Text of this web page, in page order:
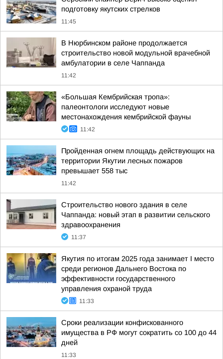
подготовку якутских стрелков
11:45
В Нюрбинском районе продолжается
строительство новой модульной врачебной
амбулатории в селе Чаппанда
11:42
«Большая Кембрийская тропа»:
палеонтологи исследуют новые
местонахождения кембрийской фауны
11:42
Пройденная огнем площадь действующих на
территории Якутии лесных пожаров
превышает 558 тыс
11:42
Строительство нового здания в селе
Чаппанда: новый этап в развитии сельского
здравоохранения
11:37
Якутия по итогам 2025 года занимает I место
среди регионов Дальнего Востока по
эффективности государственного
управления охраной труда
11:33
Сроки реализации конфискованного
имущества в РФ могут сократить со 100 до 44
дней
11:33